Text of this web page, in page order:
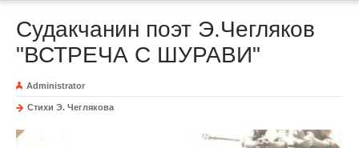
Судакчанин поэт Э.Чегляков
"ВСТРЕЧА С ШУРАВИ"
Administrator
Стихи Э. Чеглякова